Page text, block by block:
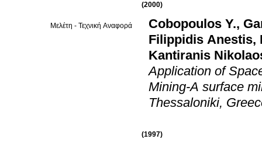
(2000)
Μελέτη - Τεχνική Αναφορά Cobopoulos Y.,
Filippidis Anestis,
Kantiranis
Application of
Mining-A surface
Thessaloniki,
(1997)